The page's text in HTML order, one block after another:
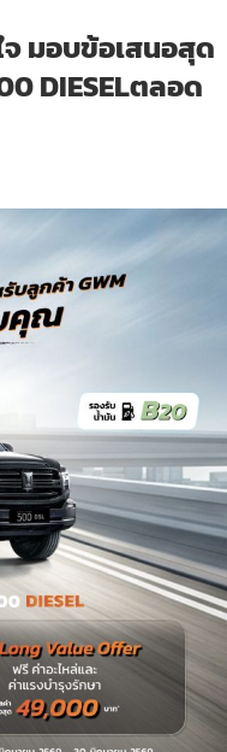
มอบข้อเสนอสุด
DIESELตลอด